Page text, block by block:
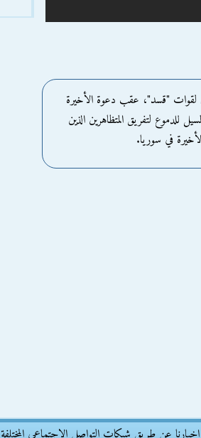
لقوات "قسد"، عقب دعوة الأخيرة
للدموع لتفريق المتظاهرين الذين
في سوريا.